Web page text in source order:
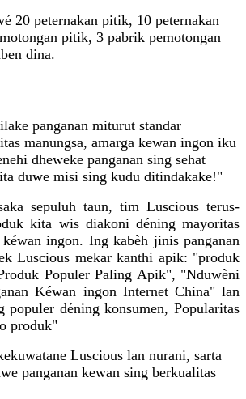
20 peternakan pitik, 10 peternakan
pitik, 3 pabrik pemotongan
dina.
panganan miturut standar
manungsa, amarga kewan ingon iku
dheweke panganan sing sehat
duwe misi sing kudu ditindakake!"
sepuluh taun, tim Luscious terus-
kita wis diakoni déning mayoritas
ingon. Ing kabèh jinis panganan
Luscious mekar kanthi apik: "produk
Populer Paling Apik", "Nduwèni
Kéwan ingon Internet China" lan
populer déning konsumen, Popularitas
produk"
Luscious lan nurani, sarta
panganan kewan sing berkualitas